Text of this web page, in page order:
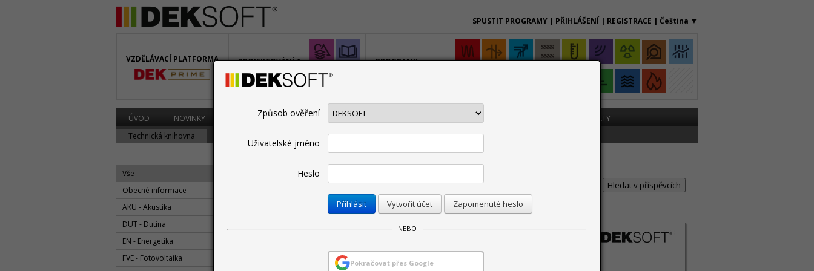
Způsob ověření
Uživatelské jméno
Heslo
Vytvořit účet Zapomenuté heslo
NEBO
Pokračovat přes Google
SPUSTIT PROGRAMY | PŘIHLÁŠENÍ | REGISTRACE | Čeština ▼
VZDĚLÁVACÍ PLATFORMA
PROJEKTOVÁNÍ A
BIM
PROGRAMY
ÚVOD NOVINKY PROGRAMY CENÍK PODPORA
KONTAKTY
Technická knihovna
Technická podpora Manuály
Vše
Obecné informace
AKU - Akustika
DUT - Dutina
EN - Energetika
FVE - Fotovoltaika
Omezit pro:
26. 5. 2026 | Autor: Martin Varga